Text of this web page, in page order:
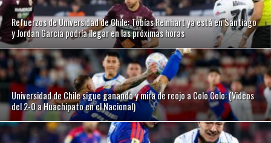
Refuerzos de Universidad de Chile: Tobías Reinhart ya está en Santiago
y Jordan García podría llegar en las próximas horas
Universidad de Chile sigue ganando y mira de reojo a Colo Colo: (Videos
del 2-0 a Huachipato en el Nacional)